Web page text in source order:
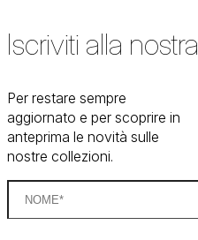
Iscriviti alla nostra
Per restare sempre
aggiornato e per scoprire in
anteprima le novità sulle
nostre collezioni.